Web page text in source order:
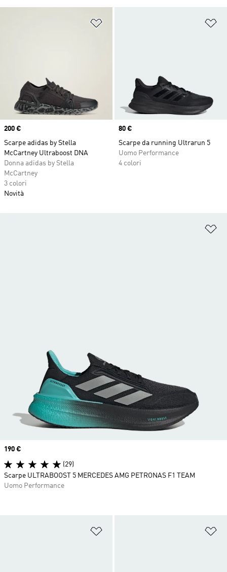
Aggiungi alla lista dei desideri
Price
200 €
Scarpe adidas by Stella
McCartney Ultraboost DNA
Donna adidas by Stella
McCartney
3 colori
Novità
Price
80 €
Scarpe da running Ultrarun 5
Uomo Performance
4 colori
Aggiungi alla lista dei desideri
Price
190 €
(29)
Scarpe ULTRABOOST 5 MERCEDES AMG PETRONAS F1 TEAM
Uomo Performance